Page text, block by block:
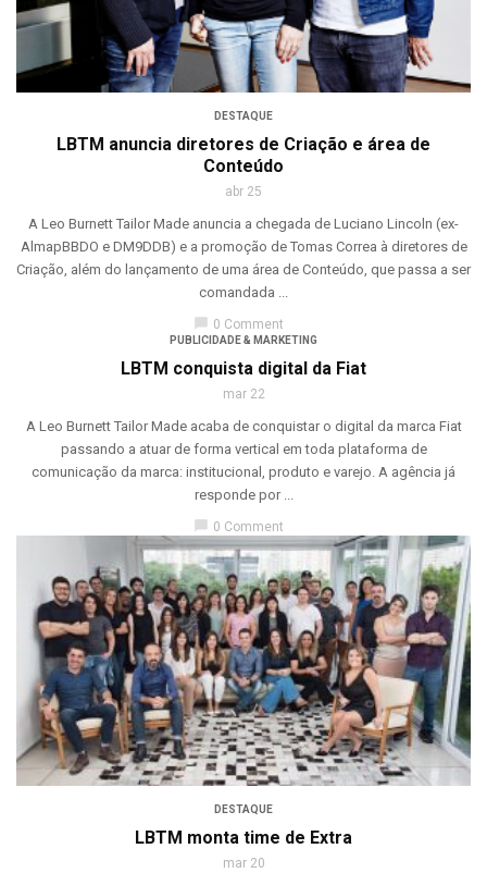
DESTAQUE
LBTM anuncia diretores de Criação e área de
Conteúdo
abr 25
A Leo Burnett Tailor Made anuncia a chegada de Luciano Lincoln (ex-
AlmapBBDO e DM9DDB) e a promoção de Tomas Correa à diretores de
Criação, além do lançamento de uma área de Conteúdo, que passa a ser
comandada ...
chat_bubble 0 Comment
PUBLICIDADE & MARKETING
LBTM conquista digital da Fiat
mar 22
A Leo Burnett Tailor Made acaba de conquistar o digital da marca Fiat
passando a atuar de forma vertical em toda plataforma de
comunicação da marca: institucional, produto e varejo. A agência já
responde por ...
chat_bubble 0 Comment
DESTAQUE
LBTM monta time de Extra
mar 20